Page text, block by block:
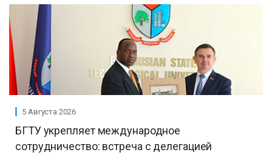
5 Августа 2026
БГТУ укрепляет международное
сотрудничество: встреча с делегацией